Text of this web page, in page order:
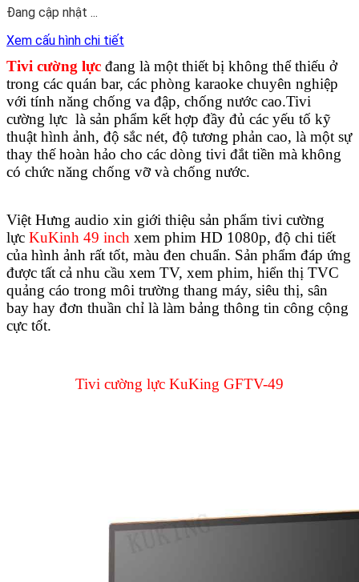
Đang cập nhật ...
Xem cấu hình chi tiết
Tivi cường lực đang là một thiết bị không thể thiếu ở
trong các quán bar, các phòng karaoke chuyên nghiệp
với tính năng chống va đập, chống nước cao.Tivi
cường lực là sản phẩm kết hợp đầy đủ các yếu tố kỹ
thuật hình ảnh, độ sắc nét, độ tương phản cao, là một sự
thay thế hoàn hảo cho các dòng tivi đắt tiền mà không
có chức năng chống vỡ và chống nước.
Việt Hưng audio xin giới thiệu sản phẩm tivi cường
lực KuKinh 49 inch xem phim HD 1080p, độ chi tiết
của hình ảnh rất tốt, màu đen chuẩn. Sản phẩm đáp ứng
được tất cả nhu cầu xem TV, xem phim, hiển thị TVC
quảng cáo trong môi trường thang máy, siêu thị, sân
bay hay đơn thuần chỉ là làm bảng thông tin công cộng
cực tốt.
Tivi cường lực KuKing GFTV-49